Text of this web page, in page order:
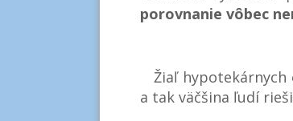
porovnanie vôbec
Žiaľ hypotekárnych
a tak väčšina ľudí